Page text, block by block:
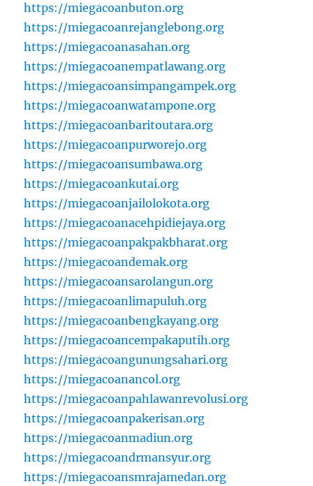
https://miegacoanbuton.org
https://miegacoanrejanglebong.org
https://miegacoanasahan.org
https://miegacoanempatlawang.org
https://miegacoansimpangampek.org
https://miegacoanwatampone.org
https://miegacoanbaritoutara.org
https://miegacoanpurworejo.org
https://miegacoansumbawa.org
https://miegacoankutai.org
https://miegacoanjailolokota.org
https://miegacoanacehpidiejaya.org
https://miegacoanpakpakbharat.org
https://miegacoandemak.org
https://miegacoansarolangun.org
https://miegacoanlimapuluh.org
https://miegacoanbengkayang.org
https://miegacoancempakaputih.org
https://miegacoangunungsahari.org
https://miegacoanancol.org
https://miegacoanpahlawanrevolusi.org
https://miegacoanpakerisan.org
https://miegacoanmadiun.org
https://miegacoandrmansyur.org
https://miegacoansmrajamedan.org